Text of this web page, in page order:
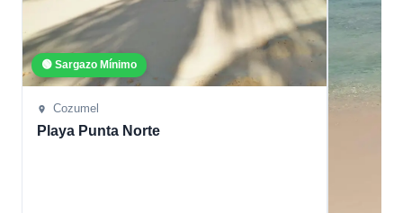
🟢 Sargazo Mínimo
Cozumel
Playa Punta Norte